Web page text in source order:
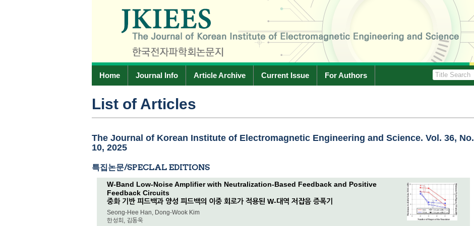
Home Journal Info Article Archive Current Issue For Authors
List of Articles
The Journal of Korean Institute of Electromagnetic Engineering and Science. Vol. 36, No.
10, 2025
특집논문/SPECLAL EDITIONS
W-Band Low-Noise Amplifier with Neutralization-Based Feedback and Positive
Feedback Circuits
중화 기반 피드백과 양성 피드백의 이중 회로가 적용된 W-대역 저잡음 증폭기
Seong-Hee Han, Dong-Wook Kim
한성희, 김동욱